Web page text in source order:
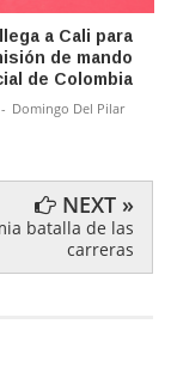
a Cali para
de mando
de Colombia
- Domingo Del Pilar
NEXT »
batalla de las
carreras